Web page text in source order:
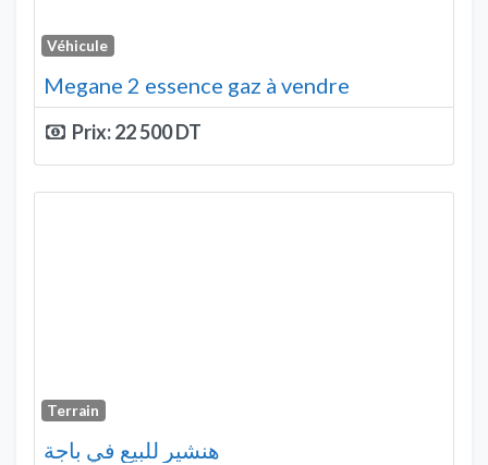
Véhicule
Megane 2 essence gaz à vendre
Prix:22 500
Terrain
هنشير للبيع في باجة